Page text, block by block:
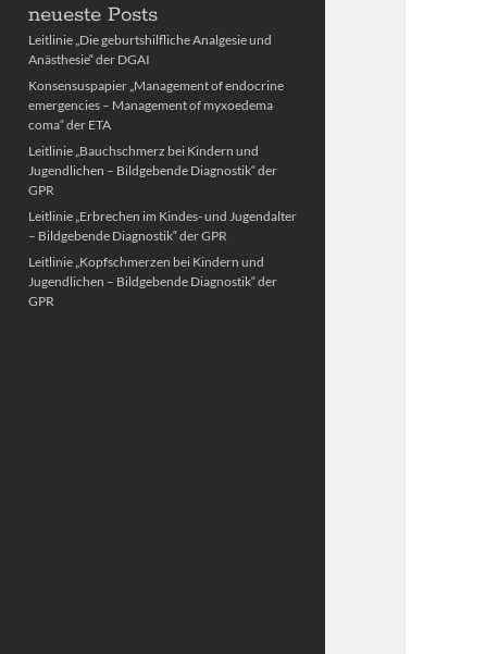
neueste Posts
Leitlinie „Die geburtshilfliche Analgesie und
Anästhesie“ der DGAI
Konsensuspapier „Management of endocrine
emergencies – Management of myxoedema
coma“ der ETA
Leitlinie „Bauchschmerz bei Kindern und
Jugendlichen – Bildgebende Diagnostik“ der
GPR
Leitlinie „Erbrechen im Kindes- und Jugendalter
– Bildgebende Diagnostik“ der GPR
Leitlinie „Kopfschmerzen bei Kindern und
Jugendlichen – Bildgebende Diagnostik“ der
GPR